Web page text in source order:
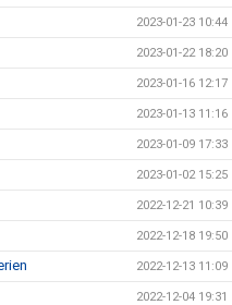
2023-01-23 10:44
2023-01-22 18:20
2023-01-16 12:17
2023-01-13 11:16
2023-01-09 17:33
2023-01-02 15:25
2022-12-21 10:39
2022-12-18 19:50
2022-12-13 11:09
2022-12-04 19:31